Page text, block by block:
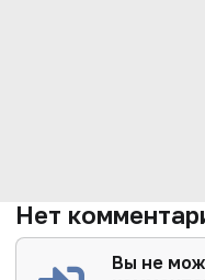
Нет
Вы не